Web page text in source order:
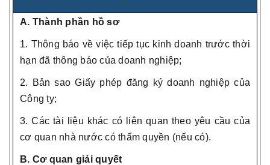
A. Thành phần hồ sơ
1. Thông báo về việc tiếp tục kinh doanh trước thời
hạn đã thông báo của doanh nghiệp;
2. Bản sao Giấy phép đăng ký doanh nghiệp của
Công ty;
3.Các tài liệu khác có liên quan theo yêu cầu của
cơ quan nhà nước có thẩm quyền (nếu có).
B. Cơ quan giải quyết